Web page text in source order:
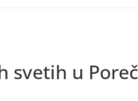
svetih u